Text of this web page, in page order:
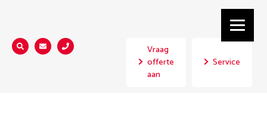
Zoeken...
Vraag
offerte
aan
Service